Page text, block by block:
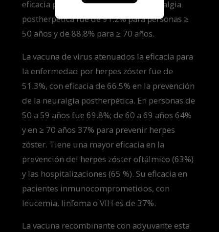
eficacia para la prevención de la neuralgia
postherpética fue de 91.2% para personas ≥
50 años y de 88.8% para ≥ 70 años.
La vacuna de virus atenuados la eficacia para
la enfermedad por herpes zóster fue de
51.3%, con eficacia de 66.5% en la prevención
de la neuralgia postherpética. En personas de
50 a 59 años fue 69.8%; de 60 a 69 años 64%
y en ≥ 70 años 37% para prevenir herpes
zóster. Tiene una mayor eficacia en la
prevención del herpes zóster oftálmico (63%)
y las hospitalizaciones (65 %). Su eficacia en
pacientes inmunocomprometidos, con
leucemia, linfoma o VIH es de 37%.
La vacuna recombinante con adyuvante esta